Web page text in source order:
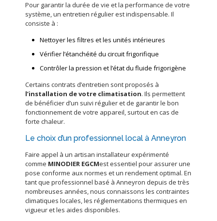
Pour garantir la durée de vie et la performance de votre
système, un entretien régulier est indispensable. Il
consiste à :
Nettoyer les filtres et les unités intérieures
Vérifier l’étanchéité du circuit frigorifique
Contrôler la pression et l’état du fluide frigorigène
Certains contrats d’entretien sont proposés à
l’installation de votre climatisation. Ils permettent
de bénéficier d’un suivi régulier et de garantir le bon
fonctionnement de votre appareil, surtout en cas de
forte chaleur.
Le choix d’un professionnel local à Anneyron
Faire appel à un artisan installateur expérimenté
comme MINODIER EGCMest essentiel pour assurer une
pose conforme aux normes et un rendement optimal. En
tant que professionnel basé à Anneyron depuis de très
nombreuses années, nous connaissons les contraintes
climatiques locales, les réglementations thermiques en
vigueur et les aides disponibles.